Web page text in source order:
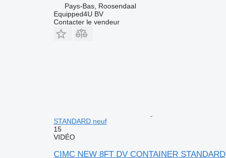
Pays-Bas, Roosendaal
Equipped4U BV
Contacter le vendeur
STANDARD neuf
15
VIDÉO
CIMC NEW 8FT DV CONTAINER STANDARD